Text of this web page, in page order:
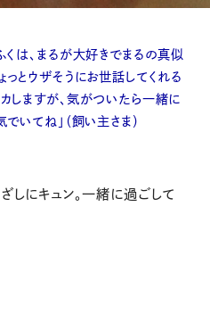
くは、まるが大好きでまるの真似
っとウザそうにお世話してくれる
しますが、気がついたら一緒に
いてね」（飼い主さま）
しにキュン。一緒に過ごして